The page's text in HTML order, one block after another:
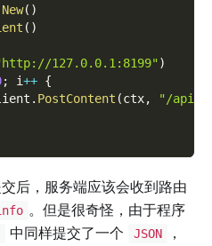
New( )
( )
127.0.0.1:8199")
; i++ {
. PostContent (ctx,
"/api/
后，服务端应该会收到路由
。但是很奇怪，由于程序
中同样提交了一个 JSON
，